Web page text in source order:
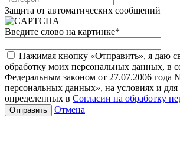
Защита от автоматических сообщений
Введите слово на картинке*
Нажимая кнопку «Отправить», я даю
обработку моих персональных данных, в
Федеральным законом от 27.07.2006
персональных данных», на условиях и для
определенных в Согласии на обработку
Отмена